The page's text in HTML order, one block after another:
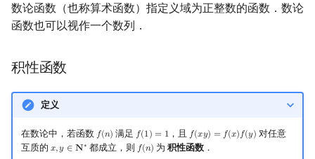
数论函数（也称算术函数）指定义域为正整数的函数．数论
函数也可以视作一个数列．
积性函数
定义
在数论中，若函数 𝑓(𝑛)
f(n) 满足 𝑓(1) = 1
f(1)= 1 ，且 𝑓(𝑥𝑦) = 𝑓(𝑥)𝑓(𝑦)
f(xy)= (x )f(y)
对任意
互质的 𝑥,𝑦 ∈ 𝐍∗
x,y∈ N ∗ 都成立，则 𝑓(𝑛)
f(n) 为积性函数 ．